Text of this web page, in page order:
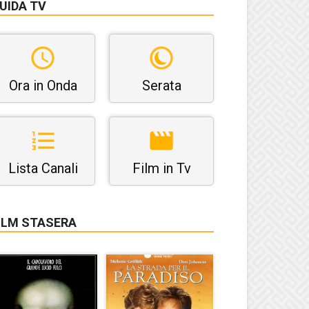
TV
Ora in Onda Serata
Lista Canali Film in Tv
STASERA